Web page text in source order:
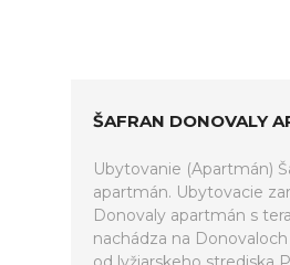
ŠAFRAN DONOVALY
Ubytovanie (Apartmán)
apartmán. Ubytovacie
Donovaly apartmán s
nachádza na